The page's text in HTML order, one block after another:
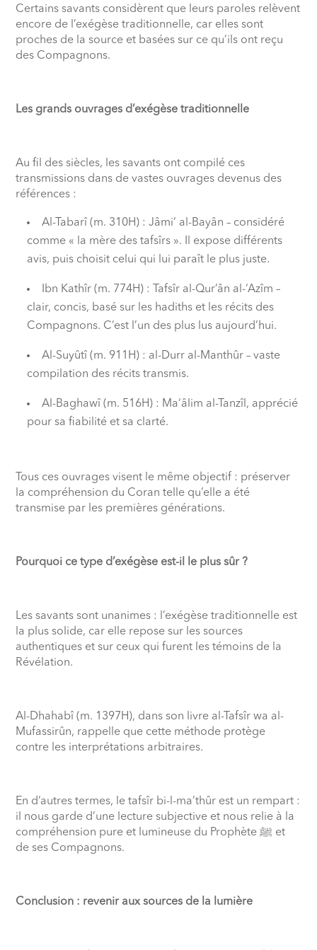
Certains savants considèrent que leurs paroles relèvent
encore de l’exégèse traditionnelle, car elles sont
proches de la source et basées sur ce qu’ils ont reçu
des Compagnons.
Les grands ouvrages d’exégèse traditionnelle
Au fil des siècles, les savants ont compilé ces
transmissions dans de vastes ouvrages devenus des
références :
Al-Tabarî (m. 310H) : Jâmi‘ al-Bayân – considéré
comme « la mère des tafsîrs ». Il expose différents
avis, puis choisit celui qui lui paraît le plus juste.
Ibn Kathîr (m. 774H) : Tafsîr al-Qur’ân al-‘Azîm –
clair, concis, basé sur les hadiths et les récits des
Compagnons. C’est l’un des plus lus aujourd’hui.
Al-Suyûtî (m. 911H) : al-Durr al-Manthûr – vaste
compilation des récits transmis.
Al-Baghawî (m. 516H) : Ma‘âlim al-Tanzîl, apprécié
pour sa fiabilité et sa clarté.
Tous ces ouvrages visent le même objectif : préserver
la compréhension du Coran telle qu’elle a été
transmise par les premières générations.
Pourquoi ce type d’exégèse est-il le plus sûr ?
Les savants sont unanimes : l’exégèse traditionnelle est
la plus solide, car elle repose sur les sources
authentiques et sur ceux qui furent les témoins de la
Révélation.
Al-Dhahabî (m. 1397H), dans son livre al-Tafsîr wa al-
Mufassirûn, rappelle que cette méthode protège
contre les interprétations arbitraires.
En d’autres termes, le tafsîr bi-l-ma’thûr est un rempart :
il nous garde d’une lecture subjective et nous relie à la
compréhension pure et lumineuse du Prophète
et
de ses Compagnons.
Conclusion : revenir aux sources de la lumière